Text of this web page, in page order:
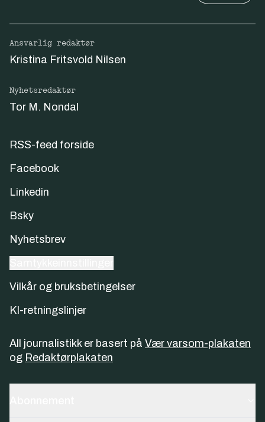
Ansvarlig redaktør
Kristina Fritsvold Nilsen
Nyhetsredaktør
Tor M. Nondal
RSS-feed forside
Facebook
Linkedin
Bsky
Nyhetsbrev
Vilkår og bruksbetingelser
KI-retningslinjer
All journalistikk er basert på Vær varsom-plakaten
og Redaktørplakaten